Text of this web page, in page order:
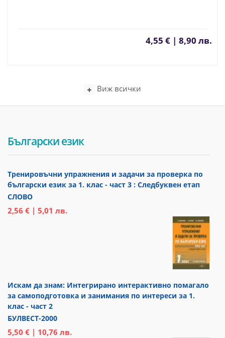
4,55 € | 8,90 лв.
Виж всички
Български език
Тренировъчни упражнения и задачи за проверка по
български език за 1. клас - част 3 : Следбуквен етап
СЛОВО
2,56 € | 5,01 лв.
Искам да знам: Интегрирано интерактивно помагало
за самоподготовка и занимания по интереси за 1.
клас - част 2
БУЛВЕСТ-2000
5,50 € | 10,76 лв.